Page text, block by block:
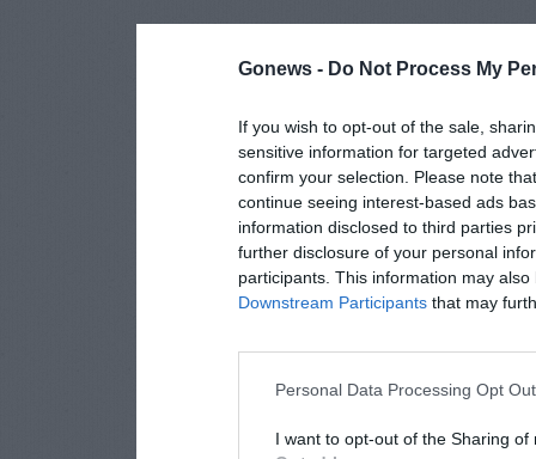
Gonews - Do Not Process My
If you wish to opt-out of the sale,
sensitive information for targeted
confirm your selection. Please note
continue seeing interest-based ads
information disclosed to third parties
further disclosure of your personal
participants. This information may
Downstream Participants that may
Personal Data Processing Opt
I want to opt-out of the Sharing of